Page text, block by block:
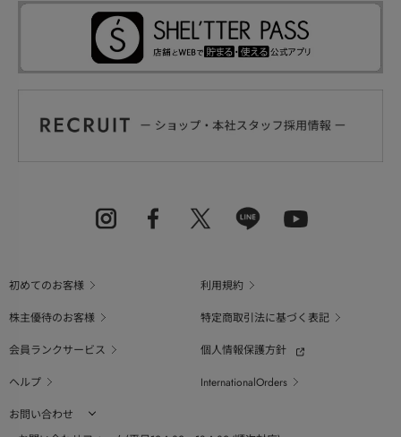
初めてのお客様
利用規約
株主優待のお客様
特定商取引法に基づく表記
会員ランクサービス
個人情報保護方針
ヘルプ
InternationalOrders
お問い合わせ